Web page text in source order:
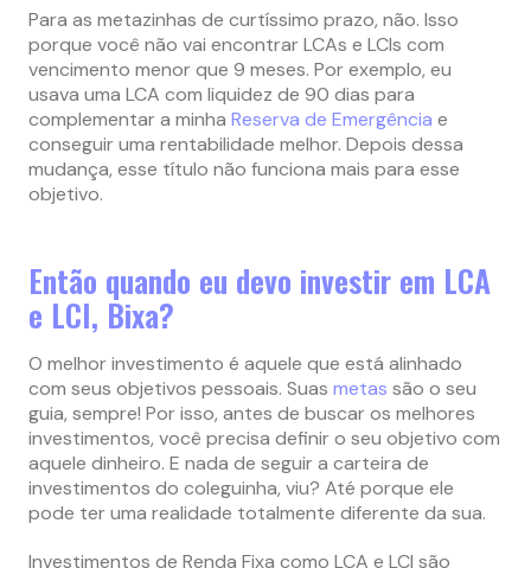
Para as metazinhas de curtíssimo prazo, não. Isso
porque você não vai encontrar LCAs e LCIs com
vencimento menor que 9 meses. Por exemplo, eu
usava uma LCA com liquidez de 90 dias para
complementar a minha Reserva de Emergência e
conseguir uma rentabilidade melhor. Depois dessa
mudança, esse título não funciona mais para esse
objetivo.
Então quando eu devo investir em LCA
e LCI, Bixa?
O melhor investimento é aquele que está alinhado
com seus objetivos pessoais. Suas metas são o seu
guia, sempre! Por isso, antes de buscar os melhores
investimentos, você precisa definir o seu objetivo com
aquele dinheiro. E nada de seguir a carteira de
investimentos do coleguinha, viu? Até porque ele
pode ter uma realidade totalmente diferente da sua.
Investimentos de Renda Fixa como LCA e LCI são